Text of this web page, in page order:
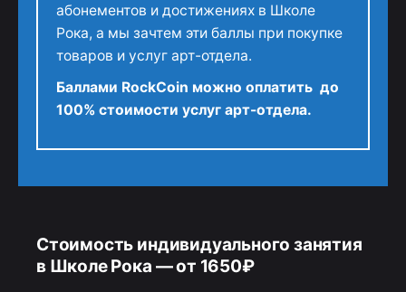
абонементов и достижениях в Школе
Рока, а мы зачтем эти баллы при покупке
товаров и услуг арт-отдела.
Баллами RockCoin можно оплатить до
100% стоимости услуг арт-отдела.
Стоимость индивидуального занятия
в Школе Рока — от 1650₽